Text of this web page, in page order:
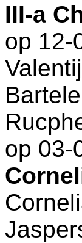
III-a
op 12-
op 03-